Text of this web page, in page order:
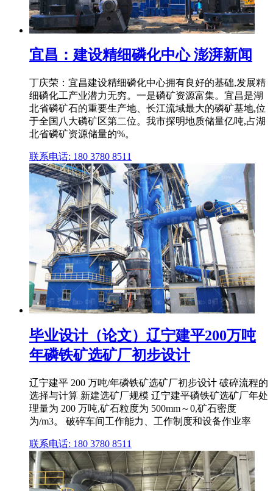
宜昌：建设精细磷化中心 澎湃新闻
丁庆荣：宜昌建设精细磷化中心拥有良好的基础,发展精
细磷化工产业潜力无穷。一是磷矿资源富集。宜昌是湖
北省磷矿石的重要生产地、长江流域最大的磷矿基地,位
于全国八大磷矿区第二位。我市探明地质储量亿吨,占湖
北省磷矿资源储量的%。
联系电话: 180 3780 8511
毕业设计（论文）辽宁建平200万吨
年磷铁矿选矿厂初步设计
辽宁建平 200 万吨/年磷铁矿选矿厂初步设计 破碎流程的
选择与计算 新建选矿厂规模 辽宁建平磷铁矿选矿厂年处
理量为 200 万吨,矿石粒度为 500mm～0,矿石密度
为/m3。 破碎车间工作能力、工作制度和设备作业率
联系电话: 180 3780 8511